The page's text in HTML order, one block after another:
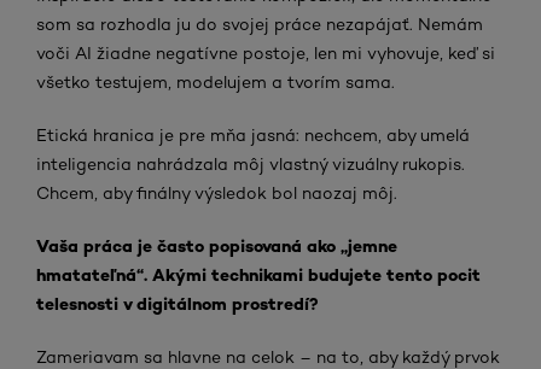
som sa rozhodla ju do svojej práce nezapájať. Nemám
voči AI žiadne negatívne postoje, len mi vyhovuje, keď si
všetko testujem, modelujem a tvorím sama.
Etická hranica je pre mňa jasná: nechcem, aby umelá
inteligencia nahrádzala môj vlastný vizuálny rukopis.
Chcem, aby finálny výsledok bol naozaj môj.
Vaša práca je často popisovaná ako „jemne
hmatateľná“. Akými technikami budujete tento pocit
telesnosti v digitálnom prostredí?
Zameriavam sa hlavne na celok – na to, aby každý prvok